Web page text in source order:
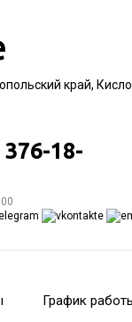
край,
376-18-
График